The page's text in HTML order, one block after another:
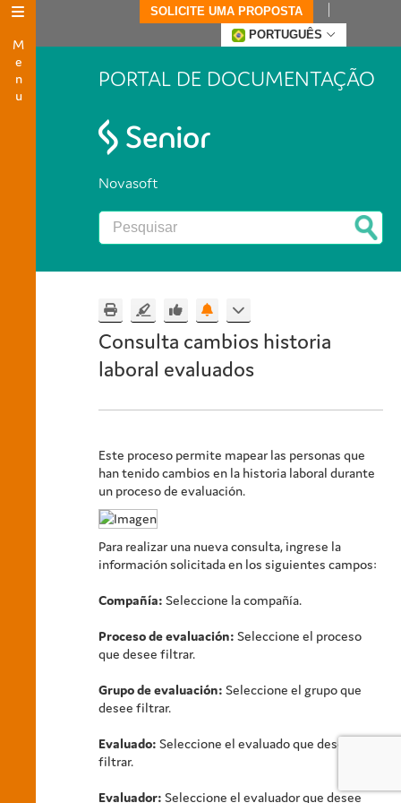
Menu
SOLICITE UMA PROPOSTA
PORTUGUÊS
PORTAL DE DOCUMENTAÇÃO
Novasoft
Consulta cambios historia
laboral evaluados
Este proceso permite mapear las personas que
han tenido cambios en la historia laboral durante
un proceso de evaluación.
Para realizar una nueva consulta, ingrese la
información solicitada en los siguientes campos:
Compañía: Seleccione la compañía.
Proceso de evaluación: Seleccione el proceso
que desee filtrar.
Grupo de evaluación: Seleccione el grupo que
desee filtrar.
Evaluado: Seleccione el evaluado que desee
filtrar.
Evaluador: Seleccione el evaluador que desee